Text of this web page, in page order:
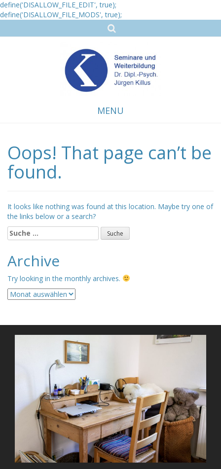
define('DISALLOW_FILE_EDIT', true);
define('DISALLOW_FILE_MODS', true);
MENU
to
content
Oops! That page can’t be
found.
It looks like nothing was found at this location. Maybe try one of
the links below or a search?
Suche
nach:
Archive
Try looking in the monthly archives.
Archive